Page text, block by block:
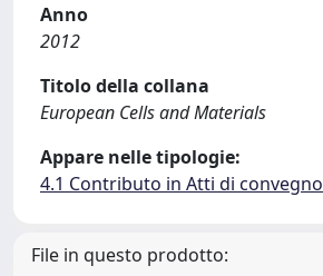
Anno
2012
Titolo della collana
European Cells and Materials
Appare nelle tipologie:
4.1 Contributo in Atti di convegno
File in questo prodotto: